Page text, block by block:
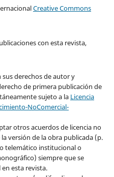
Creative Commons
con esta revista,
derechos de autor y
de primera publicación de
sujeto a la Licencia
NoComercial-
otros acuerdos de licencia no
versión de la obra publicada (p.
telemático institucional o
siempre que se
esta revista.